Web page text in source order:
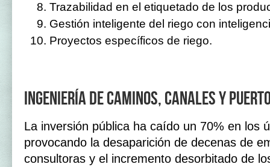
Trazabilidad en el etiquetado de los
Gestión inteligente del riego con
Proyectos específicos de riego.
Ingeniería de caminos, canales y
La inversión pública ha caído un 70% en los
provocando la desaparición de decenas de
consultoras y el incremento desorbitado de